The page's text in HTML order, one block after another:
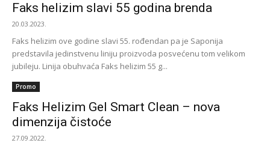
Faks helizim slavi 55 godina brenda
20.03.2023.
Faks helizim ove godine slavi 55. rođendan pa je Saponija
predstavila jedinstvenu liniju proizvoda posvećenu tom velikom
jubileju. Linija obuhvaća Faks helizim 55 g...
Promo
Faks Helizim Gel Smart Clean – nova
dimenzija čistoće
27.09.2022.